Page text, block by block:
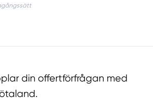
din offertförfrågan med